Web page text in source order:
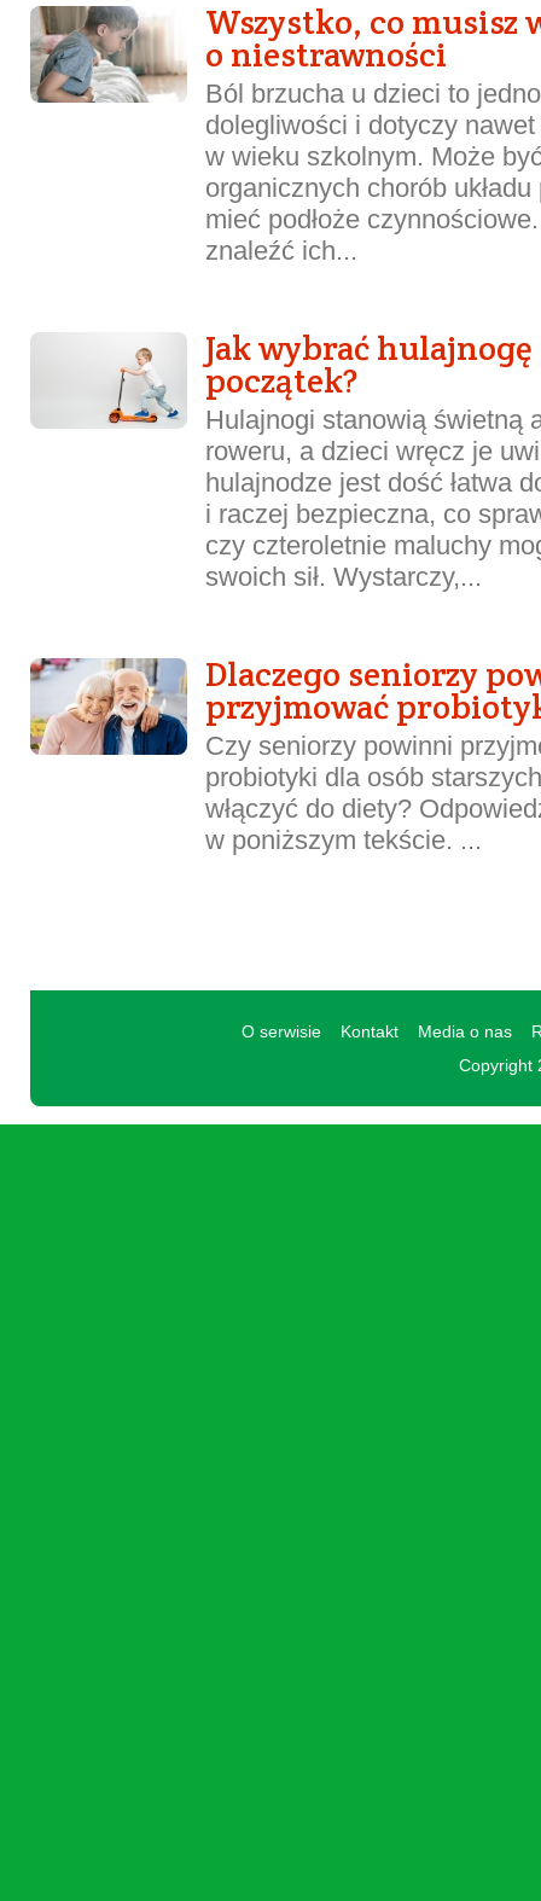
Wszystko, co musisz
o niestrawności
Ból brzucha u dzieci to
dolegliwości i dotyczy nawet
w wieku szkolnym. Może
organicznych chorób
mieć podłoże
znaleźć ich...
Jak wybrać
początek?
Hulajnogi stanowią świetną
roweru, a dzieci wręcz je
hulajnodze jest dość łatwa
i raczej bezpieczna, co
czy czteroletnie maluchy
swoich sił. Wystarczy,...
Dlaczego seniorzy
przyjmować
Czy seniorzy powinni
probiotyki dla osób
włączyć do diety?
w poniższym tekście. ...
O serwisie Kontakt Media o nas
Copyright